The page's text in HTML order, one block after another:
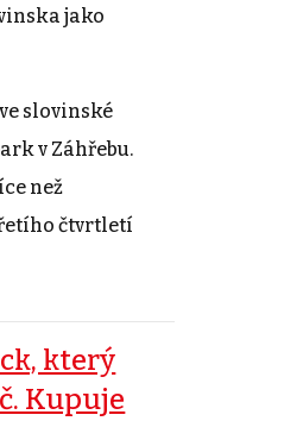
jako
slovinské
v Záhřebu.
než
čtvrtletí
který
Kupuje